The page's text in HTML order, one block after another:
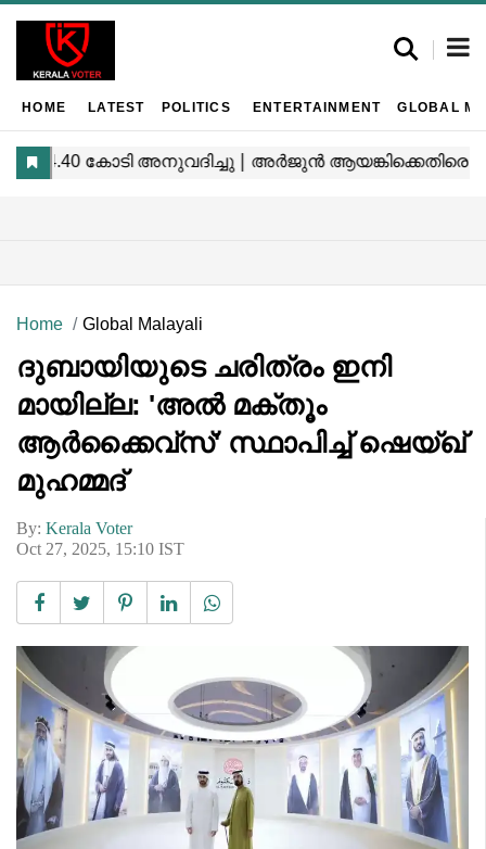
HOME LATEST POLITICS ENTERTAINMENT GLOBAL
Home Global Malayali
ദുബായിയുടെ ചരിത്രം ഇനി
മായില്ല: 'അൽ മക്തൂം
ആർക്കൈവ്‌സ്' സ്ഥാപിച്ച് ഷെയ്ഖ്
മുഹമ്മദ്
By: Kerala Voter
Oct 27, 2025, 15:10 IST